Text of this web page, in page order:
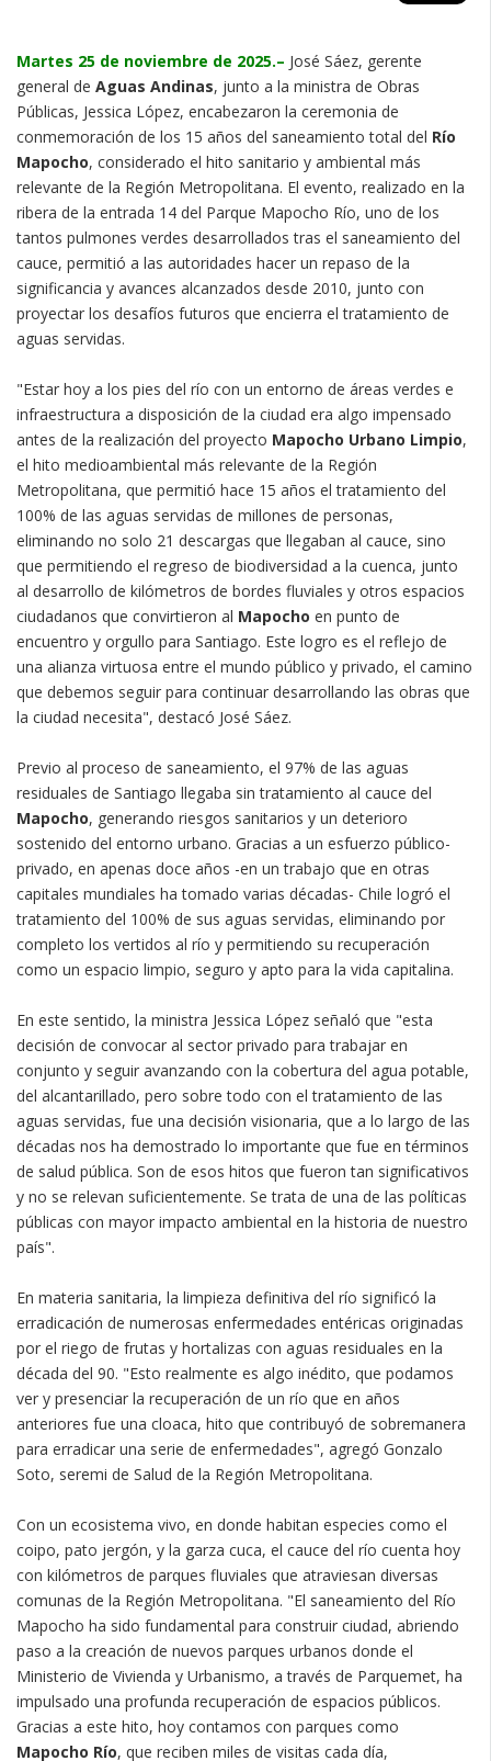
Martes 25 de noviembre de 2025.– José Sáez, gerente
general de Aguas Andinas, junto a la ministra de Obras
Públicas, Jessica López, encabezaron la ceremonia de
conmemoración de los 15 años del saneamiento total del Río
Mapocho, considerado el hito sanitario y ambiental más
relevante de la Región Metropolitana. El evento, realizado en la
ribera de la entrada 14 del Parque Mapocho Río, uno de los
tantos pulmones verdes desarrollados tras el saneamiento del
cauce, permitió a las autoridades hacer un repaso de la
significancia y avances alcanzados desde 2010, junto con
proyectar los desafíos futuros que encierra el tratamiento de
aguas servidas.
"Estar hoy a los pies del río con un entorno de áreas verdes e
infraestructura a disposición de la ciudad era algo impensado
antes de la realización del proyecto Mapocho Urbano Limpio,
el hito medioambiental más relevante de la Región
Metropolitana, que permitió hace 15 años el tratamiento del
100% de las aguas servidas de millones de personas,
eliminando no solo 21 descargas que llegaban al cauce, sino
que permitiendo el regreso de biodiversidad a la cuenca, junto
al desarrollo de kilómetros de bordes fluviales y otros espacios
ciudadanos que convirtieron al Mapocho en punto de
encuentro y orgullo para Santiago. Este logro es el reflejo de
una alianza virtuosa entre el mundo público y privado, el camino
que debemos seguir para continuar desarrollando las obras que
la ciudad necesita", destacó José Sáez.
Previo al proceso de saneamiento, el 97% de las aguas
residuales de Santiago llegaba sin tratamiento al cauce del
Mapocho, generando riesgos sanitarios y un deterioro
sostenido del entorno urbano. Gracias a un esfuerzo público-
privado, en apenas doce años -en un trabajo que en otras
capitales mundiales ha tomado varias décadas- Chile logró el
tratamiento del 100% de sus aguas servidas, eliminando por
completo los vertidos al río y permitiendo su recuperación
como un espacio limpio, seguro y apto para la vida capitalina.
En este sentido, la ministra Jessica López señaló que "esta
decisión de convocar al sector privado para trabajar en
conjunto y seguir avanzando con la cobertura del agua potable,
del alcantarillado, pero sobre todo con el tratamiento de las
aguas servidas, fue una decisión visionaria, que a lo largo de las
décadas nos ha demostrado lo importante que fue en términos
de salud pública. Son de esos hitos que fueron tan significativos
y no se relevan suficientemente. Se trata de una de las políticas
públicas con mayor impacto ambiental en la historia de nuestro
país".
En materia sanitaria, la limpieza definitiva del río significó la
erradicación de numerosas enfermedades entéricas originadas
por el riego de frutas y hortalizas con aguas residuales en la
década del 90. "Esto realmente es algo inédito, que podamos
ver y presenciar la recuperación de un río que en años
anteriores fue una cloaca, hito que contribuyó de sobremanera
para erradicar una serie de enfermedades", agregó Gonzalo
Soto, seremi de Salud de la Región Metropolitana.
Con un ecosistema vivo, en donde habitan especies como el
coipo, pato jergón, y la garza cuca, el cauce del río cuenta hoy
con kilómetros de parques fluviales que atraviesan diversas
comunas de la Región Metropolitana. "El saneamiento del Río
Mapocho ha sido fundamental para construir ciudad, abriendo
paso a la creación de nuevos parques urbanos donde el
Ministerio de Vivienda y Urbanismo, a través de Parquemet, ha
impulsado una profunda recuperación de espacios públicos.
Gracias a este hito, hoy contamos con parques como
Mapocho Río, que reciben miles de visitas cada día,